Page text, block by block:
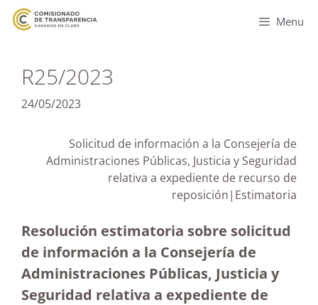
Menu
R25/2023
24/05/2023
Solicitud de información a la Consejería de
Administraciones Públicas, Justicia y Seguridad
relativa a expediente de recurso de
reposición|Estimatoria
Resolución estimatoria sobre solicitud
de información a la Consejería de
Administraciones Públicas, Justicia y
Seguridad relativa a expediente de